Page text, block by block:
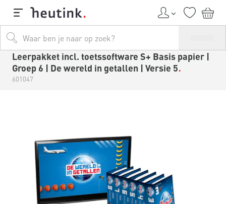
Leerpakket incl. toetssoftware S+ Basis papier |
Groep 6 | De wereld in getallen | Versie 5
601047